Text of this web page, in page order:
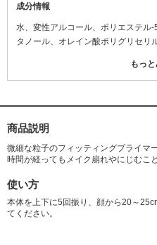
成分情報
水、変性アルコール、ポリエステル
タノール、オレイン酸ポリグリセリ
ノール、ヒアルロン酸Na、BG、ロ
ベルガモット果実エキス
もっ
商品説明
微細な粒子のフィッティングプライマ
時間が経ってもメイク崩れやにじむこ
使い方
本体を上下に5回振り、顔から20～
てください。